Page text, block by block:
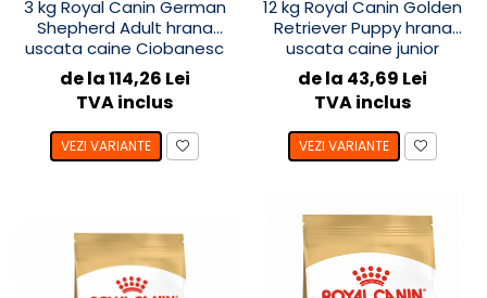
3 kg Royal Canin German
Shepherd Adult hrana
uscata caine Ciobanesc
German
de la 114,26 Lei
TVA inclus
VEZI VARIANTE
12 kg Royal Canin Golden
Retriever Puppy hrana
uscata caine junior
de la 43,69 Lei
TVA inclus
VEZI VARIANTE